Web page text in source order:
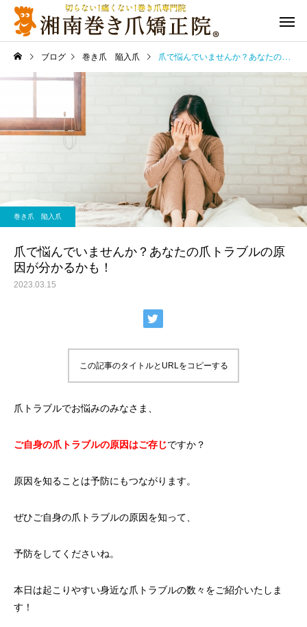
ブログ 巻き爪 陥入爪 爪で悩んでいませんか？あなたの爪トラブルの原因が分かるかも！
巻き爪 陥入爪
爪で悩んでいませんか？あなたの爪トラブルの原
因が分かるかも！
2023.03.15
この記事のタイトルとURLをコピーする
爪トラブルでお悩みのみなさま、
ご自身の爪トラブルの原因はご存じですか？
原因を知ることは予防にもつながります。
ぜひご自身の爪トラブルの原因を知って、
予防をしてくださいね。
本日は起こりやすい身近な爪トラブルの数々をご紹介いたしま
す！